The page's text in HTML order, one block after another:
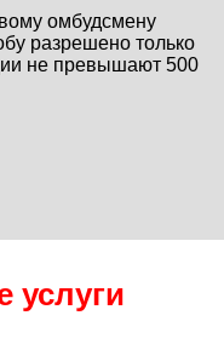
омбудсмену
разрешено только
не превышают 500
услуги